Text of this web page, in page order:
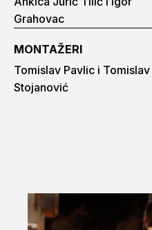
Grahovac
MONTAŽERI
Tomislav Pavlic i Tomislav
Stojanović